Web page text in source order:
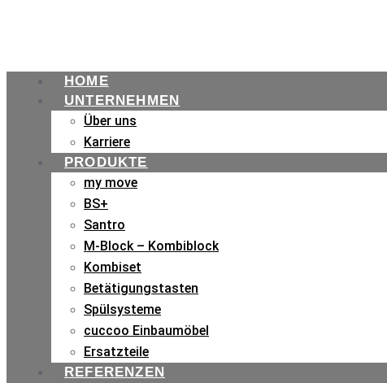
HOME
UNTERNEHMEN
Über uns
Karriere
PRODUKTE
my move
BS+
Santro
M-Block – Kombiblock
Kombiset
Betätigungstasten
Spülsysteme
cuccoo Einbaumöbel
Ersatzteile
REFERENZEN